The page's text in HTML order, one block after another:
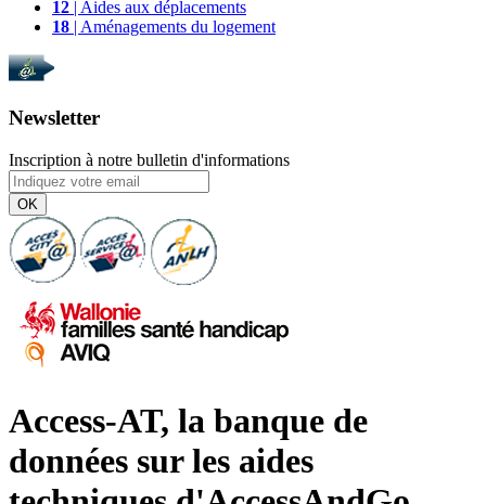
12 | Aides aux déplacements
18 | Aménagements du logement
Newsletter
Inscription à notre bulletin d'informations
OK
Access-AT, la banque de
données sur les aides